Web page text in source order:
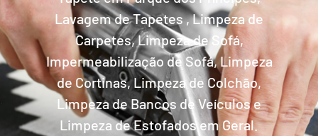
Lavagem de Tapetes , Limpeza de
Carpetes, Limpeza de Sofá,
Impermeabilização de Sofá, Limpeza
de Cortinas, Limpeza de Colchão,
Limpeza de Bancos de Veículos e
Limpeza de Estofados em Geral.